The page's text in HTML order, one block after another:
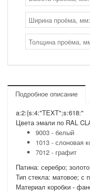
Подробное описание
a:2:{s:4:"TEXT";s:618:"
Цвета эмали по RAL
9003 - белый
1013 - слоновая
7012 - графит
Патина: серебро; золото
Тип стекла: матовое; с
Материал коробки -